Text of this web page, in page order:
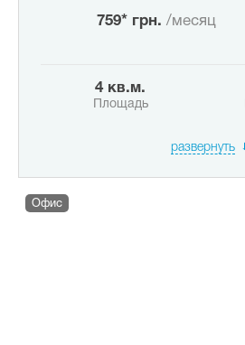
759* грн. /месяц
4 кв.м.
Площадь
развернуть
Офис